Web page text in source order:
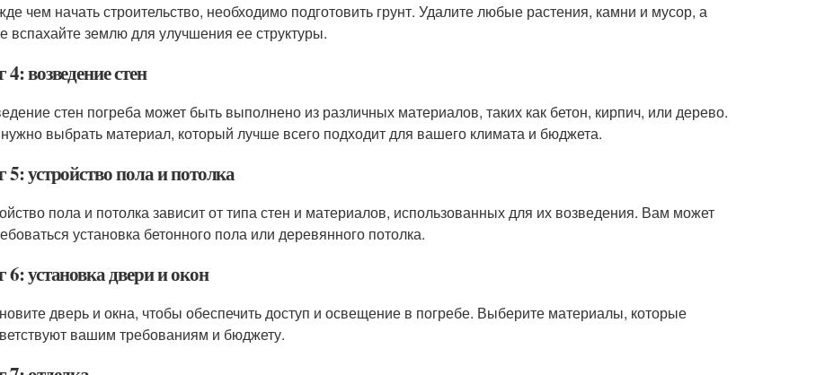
чем начать строительство, необходимо подготовить грунт. Удалите любые растения, камни и мусор, а
вспахайте землю для улучшения ее структуры.
возведение стен
стен погреба может быть выполнено из различных материалов, таких как бетон, кирпич, или дерево.
выбрать материал, который лучше всего подходит для вашего климата и бюджета.
устройство пола и потолка
пола и потолка зависит от типа стен и материалов, использованных для их возведения. Вам может
установка бетонного пола или деревянного потолка.
установка двери и окон
дверь и окна, чтобы обеспечить доступ и освещение в погребе. Выберите материалы, которые
вашим требованиям и бюджету.